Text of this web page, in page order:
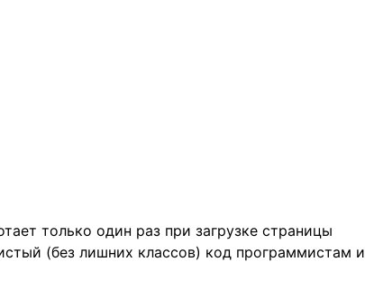
только один раз при загрузке страницы
(без лишних классов) код программистам и